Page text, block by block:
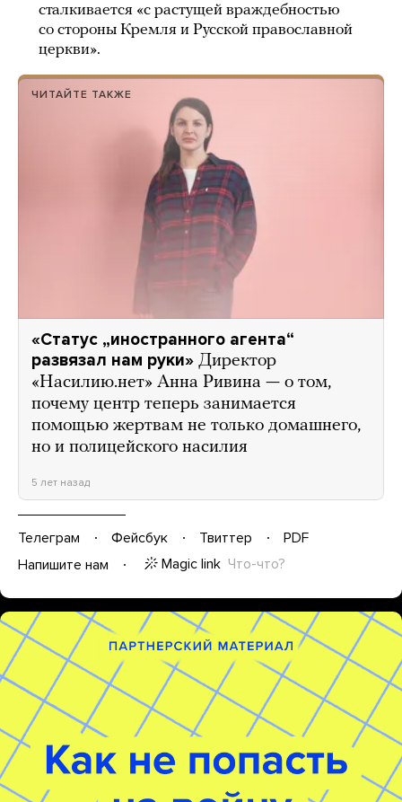
сталкивается «с растущей враждебностью
со стороны Кремля и Русской православной
церкви».
ЧИТАЙТЕ ТАКЖЕ
«Статус „иностранного агента“
развязал нам руки» Директор
«Насилию.нет» Анна Ривина — о том,
почему центр теперь занимается
помощью жертвам не только домашнего,
но и полицейского насилия
5 лет назад
Телеграм Фейсбук Твиттер
PDF
Напишите нам
Magic link Что-что?